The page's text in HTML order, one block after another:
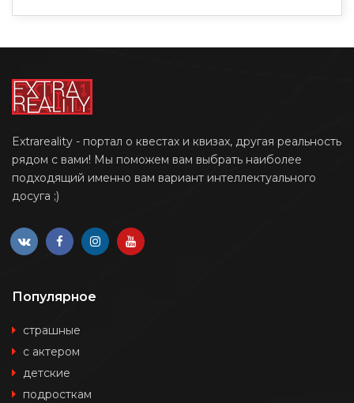
Extrareality - портал о квестах и квизах, другая реальность
рядом с вами! Мы поможем вам выбрать наиболее
подходящий именно вам вариант интеллектуального
досуга ;)
Популярное
страшные
с актером
детские
подросткам